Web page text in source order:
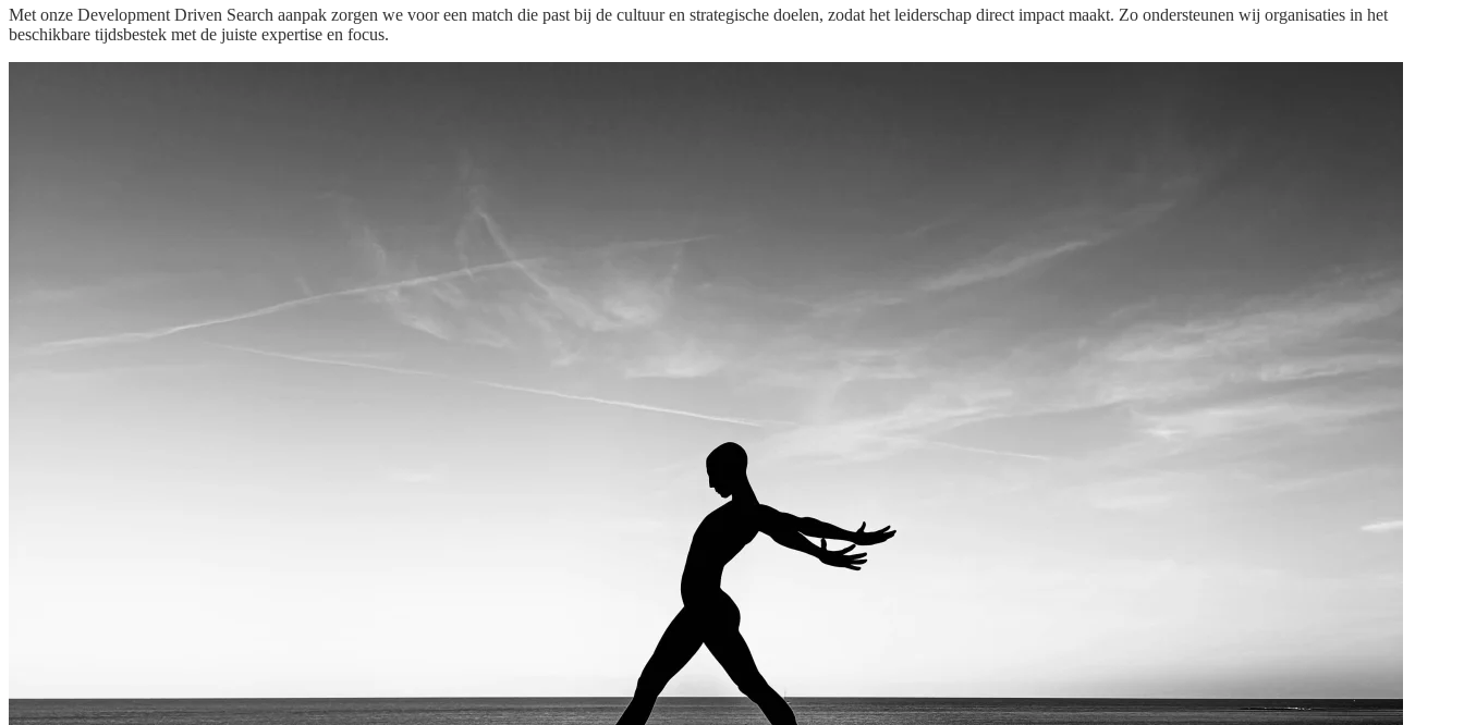
Met onze Development Driven Search aanpak zorgen we voor een match die past bij de cultuur en strategische doelen, zodat het leiderschap direct impact maakt. Zo ondersteunen wij organisaties in het
beschikbare tijdsbestek met de juiste expertise en focus.